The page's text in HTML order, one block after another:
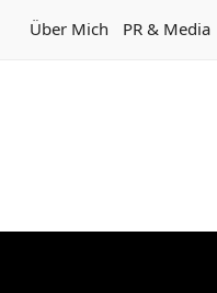
Über Mich PR & Media